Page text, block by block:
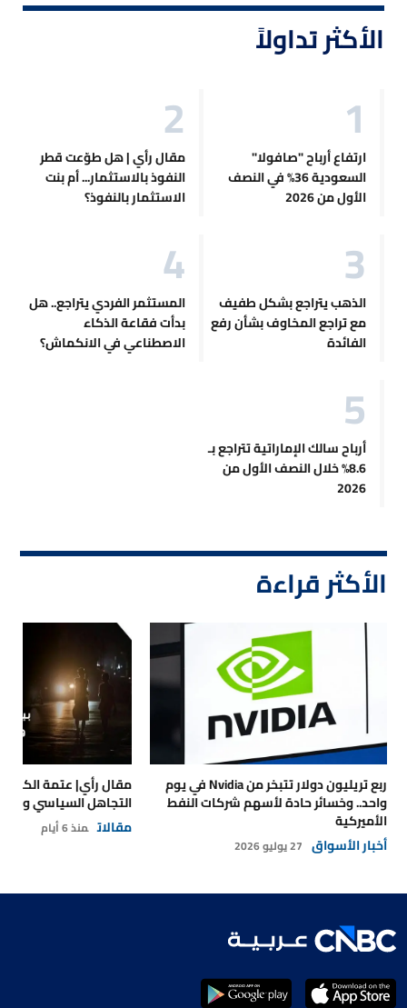
الأكثر تداولاً
ارتفاع أرباح "صافولا"
السعودية 36% في النصف
الأول من 2026
مقال رأي | هل طوّعت قطر
النفوذ بالاستثمار... أم بنت
الاستثمار بالنفوذ؟
الذهب يتراجع بشكل طفيف
مع تراجع المخاوف بشأن رفع
الفائدة
المستثمر الفردي يتراجع.. هل
بدأت فقاعة الذكاء
الاصطناعي في الانكماش؟
أرباح سالك الإماراتية تتراجع بـ
8.6% خلال النصف الأول من
2026
الأكثر قراءة
ربع تريليون دولار تتبخر من Nvidia في يوم
واحد.. وخسائر حادة لأسهم شركات النفط
الأميركية
أخبار الأسواق 27 يوليو 2026
مقال رأي| عتمة
التجاهل السياسي
مقالات منذ 6 أيام